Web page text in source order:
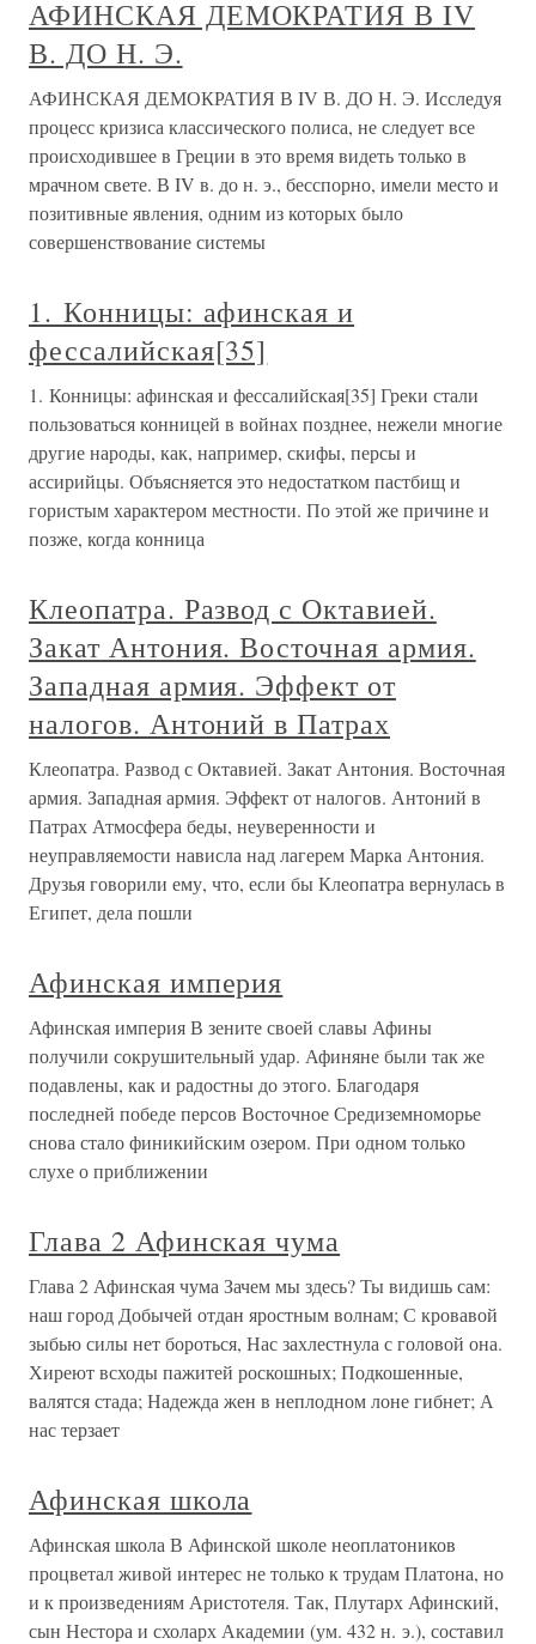
АФИНСКАЯ ДЕМОКРАТИЯ В IV
В. ДО Н. Э.
АФИНСКАЯ ДЕМОКРАТИЯ В IV В. ДО Н. Э. Исследуя
процесс кризиса классического полиса, не следует все
происходившее в Греции в это время видеть только в
мрачном свете. В IV в. до н. э., бесспорно, имели место и
позитивные явления, одним из которых было
совершенствование системы
1. Конницы: афинская и
фессалийская[35]
1. Конницы: афинская и фессалийская[35] Греки стали
пользоваться конницей в войнах позднее, нежели многие
другие народы, как, например, скифы, персы и
ассирийцы. Объясняется это недостатком пастбищ и
гористым характером местности. По этой же причине и
позже, когда конница
Клеопатра. Развод с Октавией.
Закат Антония. Восточная армия.
Западная армия. Эффект от
налогов. Антоний в Патрах
Клеопатра. Развод с Октавией. Закат Антония. Восточная
армия. Западная армия. Эффект от налогов. Антоний в
Патрах Атмосфера беды, неуверенности и
неуправляемости нависла над лагерем Марка Антония.
Друзья говорили ему, что, если бы Клеопатра вернулась в
Египет, дела пошли
Афинская империя
Афинская империя В зените своей славы Афины
получили сокрушительный удар. Афиняне были так же
подавлены, как и радостны до этого. Благодаря
последней победе персов Восточное Средиземноморье
снова стало финикийским озером. При одном только
слухе о приближении
Глава 2 Афинская чума
Глава 2 Афинская чума Зачем мы здесь? Ты видишь сам:
наш город Добычей отдан яростным волнам; С кровавой
зыбью силы нет бороться, Нас захлестнула с головой она.
Хиреют всходы пажитей роскошных; Подкошенные,
валятся стада; Надежда жен в неплодном лоне гибнет; А
нас терзает
Афинская школа
Афинская школа В Афинской школе неоплатоников
процветал живой интерес не только к трудам Платона, но
и к произведениям Аристотеля. Так, Плутарх Афинский,
сын Нестора и схоларх Академии (ум. 432 н. э.), составил